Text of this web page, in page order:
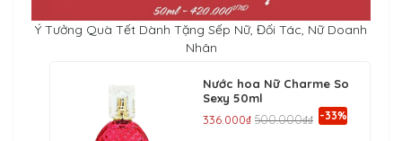
Ý Tưởng Quà Tết Dành Tặng Sếp Nữ, Đối Tác, Nữ Doanh
Nhân
Nước hoa Nữ Charme So
Sexy 50ml
336.000₫ 500.000₫₫ -33%